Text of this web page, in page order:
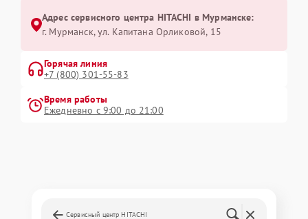
Адрес сервисного центра HITACHI в Мурманске:
г. Мурманск, ул. Капитана Орликовой, 15
Горячая линия
+7 (800) 301-55-83
Время работы
Ежедневно с 9:00 до 21:00
Сервисный центр HITACHI